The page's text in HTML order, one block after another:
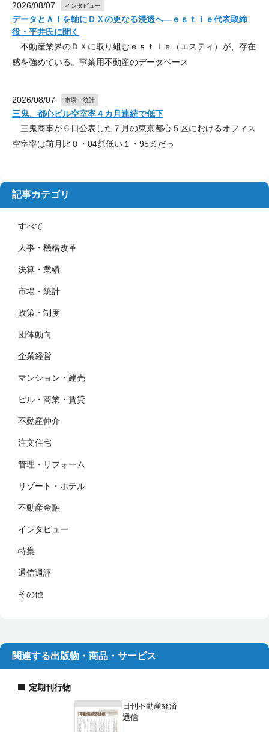
2026/08/07 インタビュー
データとＡＩを軸にＤＸの更なる浸透へ―ｅｓｔｉｅ代表取締
役・平井氏に聞く
不動産業界のＤＸに取り組むｅｓｔｉｅ（エスティ）が、存在
感を強めている。事業用不動産のデータベース
2026/08/07 市場・統計
三鬼、都心ビル空室率４カ月連続で低下
三鬼商事が６日公表した７月の東京都心５区におけるオフィス
空室率は前月比０・04㌽低い１・95％だっ
記事カテゴリ
すべて
人事・機構改革
決算・業績
市場・統計
政策・制度
団体動向
企業経営
マンション・建売
ビル・商業・賃貸
不動産仲介
注文住宅
管理・リフォーム
リゾート・ホテル
不動産金融
インタビュー
特集
通信週評
その他
関連する出版物・商品・サービス
定期刊行物
日刊不動産経済
通信